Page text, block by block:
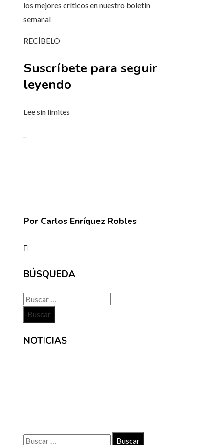
los mejores críticos en nuestro boletín
semanal
RECÍBELO
Suscríbete para seguir
leyendo
Lee sin límites
Por Carlos Enríquez Robles
BÚSQUEDA
Buscar:
NOTICIAS
Buscar: